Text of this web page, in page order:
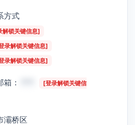
方式
解锁关键信息]
录解锁关键信息]
录解锁关键信息]
：
[登录解锁关键信
灞桥区